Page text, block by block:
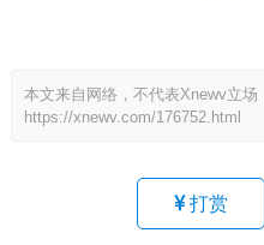
本文来自网络，不代表Xnewv立场
https://xnewv.com/176752.html
打赏